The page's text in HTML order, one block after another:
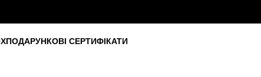
ПОДАРУНКОВІ СЕРТИФІКАТИ